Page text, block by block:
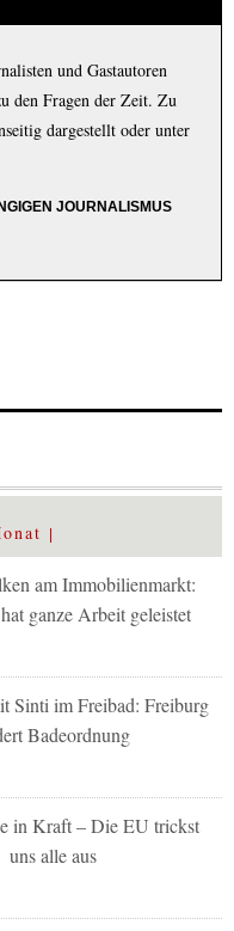
und Gastautoren
den Fragen der Zeit. Zu
dargestellt oder unter
JOURNALISMUS
am Immobilienmarkt:
ganze Arbeit geleistet
Sinti im Freibad: Freiburg
Badeordnung
in Kraft – Die EU trickst
uns alle aus